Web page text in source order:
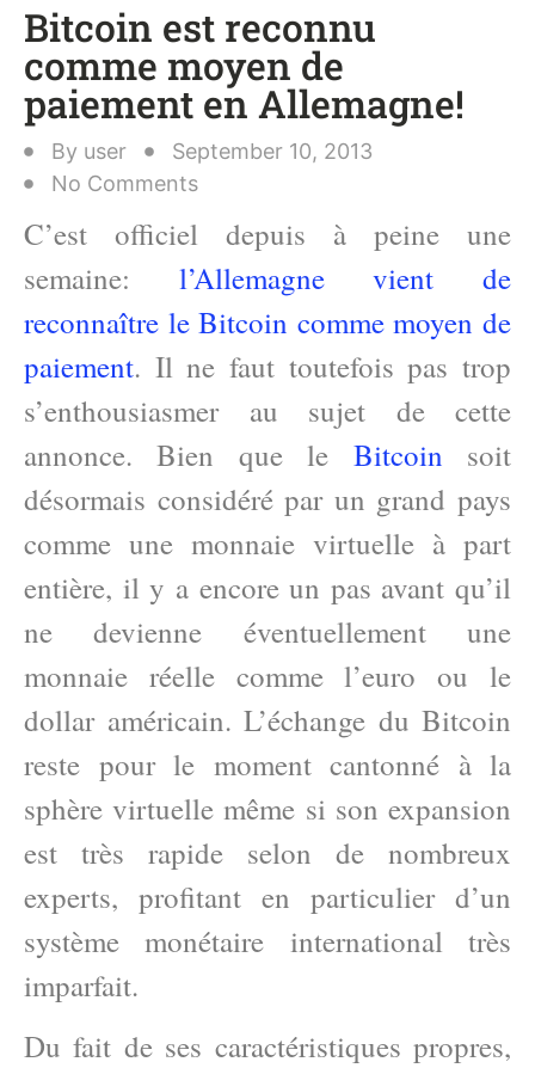
Bitcoin est reconnu
comme moyen de
paiement en Allemagne!
By user
September 10, 2013
No Comments
C’est officiel depuis à peine une
semaine: l’Allemagne vient de
reconnaître le Bitcoin comme moyen de
paiement. Il ne faut toutefois pas trop
s’enthousiasmer au sujet de cette
annonce. Bien que le Bitcoin soit
désormais considéré par un grand pays
comme une monnaie virtuelle à part
entière, il y a encore un pas avant qu’il
ne devienne éventuellement une
monnaie réelle comme l’euro ou le
dollar américain. L’échange du Bitcoin
reste pour le moment cantonné à la
sphère virtuelle même si son expansion
est très rapide selon de nombreux
experts, profitant en particulier d’un
système monétaire international très
imparfait.
Du fait de ses caractéristiques propres,